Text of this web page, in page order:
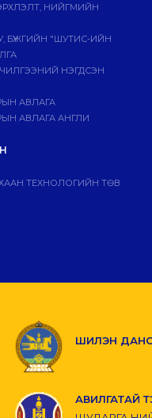
НИЙГМИЙН
БҮЖГИЙН "ШУТИС-ИЙН
НЭГДСЭН
АВЛАГА
АВЛАГА АНГЛИ
ТЕХНОЛОГИЙН ТӨВ
ШИЛЭН
АВИЛГАТАЙ